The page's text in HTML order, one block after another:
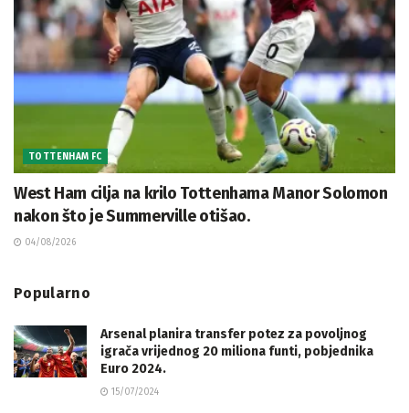
TOTTENHAM FC
West Ham cilja na krilo Tottenhama Manor Solomon
nakon što je Summerville otišao.
04/08/2026
Popularno
Arsenal planira transfer potez za povoljnog
igrača vrijednog 20 miliona funti, pobjednika
Euro 2024.
15/07/2024